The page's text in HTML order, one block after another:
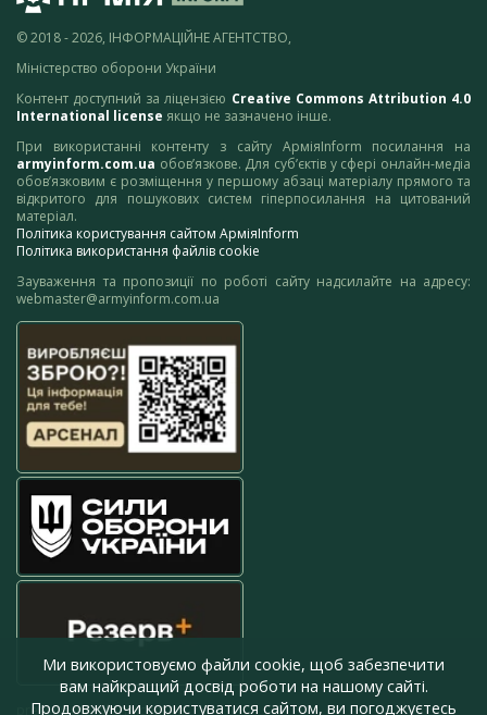
© 2018 - 2026, ІНФОРМАЦІЙНЕ АГЕНТСТВО,
Міністерство оборони України
Контент доступний за ліцензією Creative Commons Attribution 4.0
International license якщо не зазначено інше.
При використанні контенту з сайту АрміяInform посилання на
armyinform.com.ua обов’язкове. Для суб’єктів у сфері онлайн-медіа
обов’язковим є розміщення у першому абзаці матеріалу прямого та
відкритого для пошукових систем гіперпосилання на цитований
матеріал.
Політика користування сайтом АрміяInform
Політика використання файлів cookie
Зауваження та пропозиції по роботі сайту надсилайте на адресу:
webmaster@armyinform.com.ua
press@armyinform.com.ua
Ми використовуємо файли cookie, щоб забезпечити
вам найкращий досвід роботи на нашому сайті.
Продовжуючи користуватися сайтом, ви погоджуєтесь